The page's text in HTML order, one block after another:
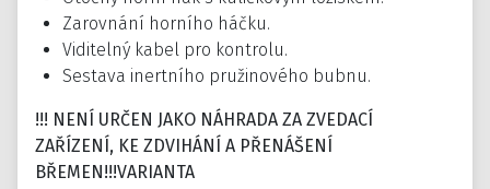
Zarovnání horního háčku.
Viditelný kabel pro kontrolu.
Sestava inertního pružinového bubnu.
!!! NENÍ URČEN JAKO NÁHRADA ZA ZVEDACÍ
ZAŘÍZENÍ, KE ZDVIHÁNÍ A PŘENÁŠENÍ
BŘEMEN!!!VARIANTA